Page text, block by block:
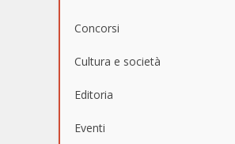
Concorsi
Cultura e società
Editoria
Eventi